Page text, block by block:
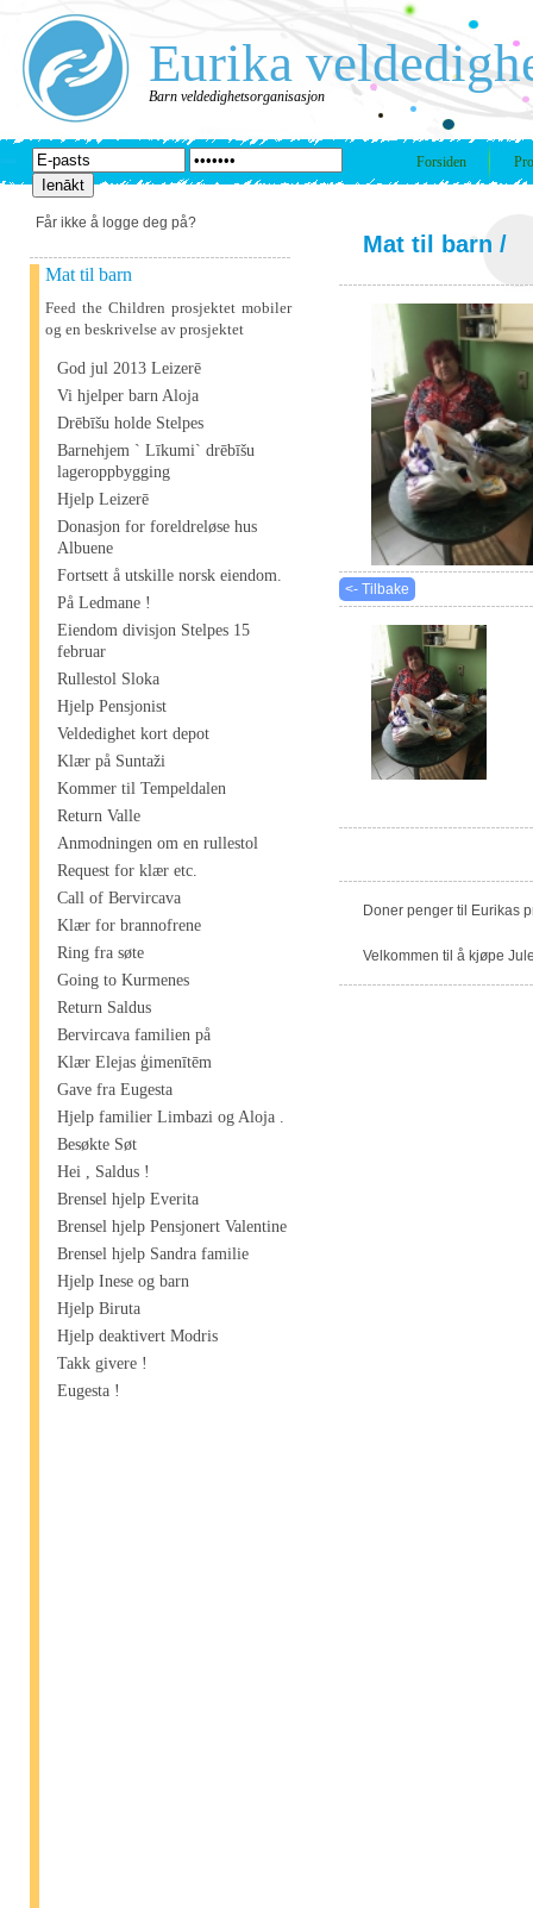
Eurika
Barn veldedighetsorganisasjon
Forsiden
Får ikke å logge deg på?
Mat til barn
Feed the Children prosjektet mobiler
og en beskrivelse av prosjektet
God jul 2013 Leizerē
Vi hjelper barn Aloja
Drēbīšu holde Stelpes
Barnehjem ` Līkumi` drēbīšu
lageroppbygging
Hjelp Leizerē
Donasjon for foreldreløse hus
Albuene
Fortsett å utskille norsk eiendom.
På Ledmane !
Eiendom divisjon Stelpes 15
februar
Rullestol Sloka
Hjelp Pensjonist
Veldedighet kort depot
Klær på Suntaži
Kommer til Tempeldalen
Return Valle
Anmodningen om en rullestol
Request for klær etc.
Call of Bervircava
Klær for brannofrene
Ring fra søte
Going to Kurmenes
Return Saldus
Bervircava familien på
Klær Elejas ģimenītēm
Gave fra Eugesta
Hjelp familier Limbazi og Aloja .
Besøkte Søt
Hei , Saldus !
Brensel hjelp Everita
Brensel hjelp Pensjonert Valentine
Brensel hjelp Sandra familie
Hjelp Inese og barn
Hjelp Biruta
Hjelp deaktivert Modris
Takk givere !
Eugesta !
Mat til barn /
<- Tilbake
Doner penger til Eurikas
Velkommen til å kjøpe